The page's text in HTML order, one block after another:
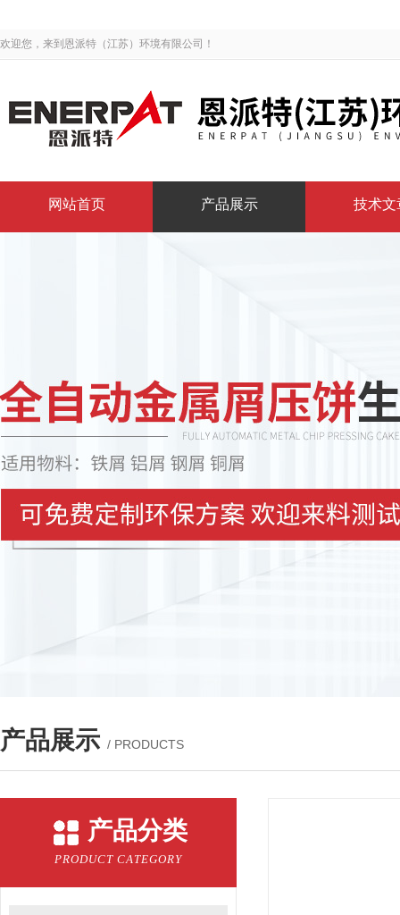
欢迎您，来到恩派特（江苏）环境有限公司！
网站首页 产品展示 技术文
产品展示 / PRODUCTS
产品分类
PRODUCT CATEGORY